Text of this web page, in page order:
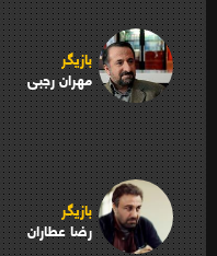
بازیگر
مهران رجبی
بازیگر
رضا عطاران